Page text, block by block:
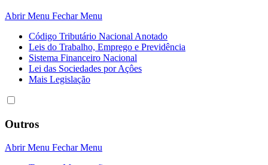
Abrir Menu Fechar Menu
Código Tributário Nacional Anotado
Leis do Trabalho, Emprego e Previdência
Sistema Financeiro Nacional
Lei das Sociedades por Açôes
Mais Legislação
Outros
Abrir Menu Fechar Menu